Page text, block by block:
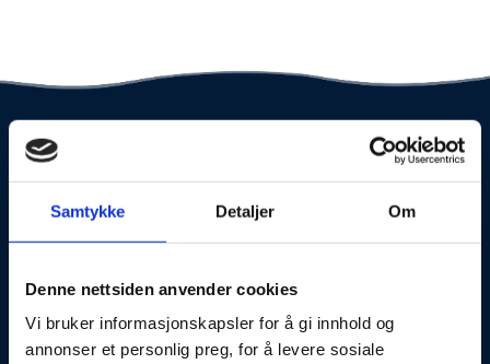
Samtykke Detaljer Om
Denne nettsiden anvender cookies
Vi bruker informasjonskapsler for å gi innhold og
annonser et personlig preg, for å levere sosiale
Navn*
Telefon*